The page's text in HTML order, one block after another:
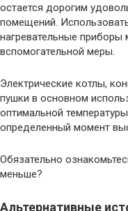
остается дорогим
помещений.
нагревательные приборы
вспомогательной меры.
Электрические котлы,
пушки в основном
оптимальной
определенный момент
Обязательно
меньше?
Альтернативные